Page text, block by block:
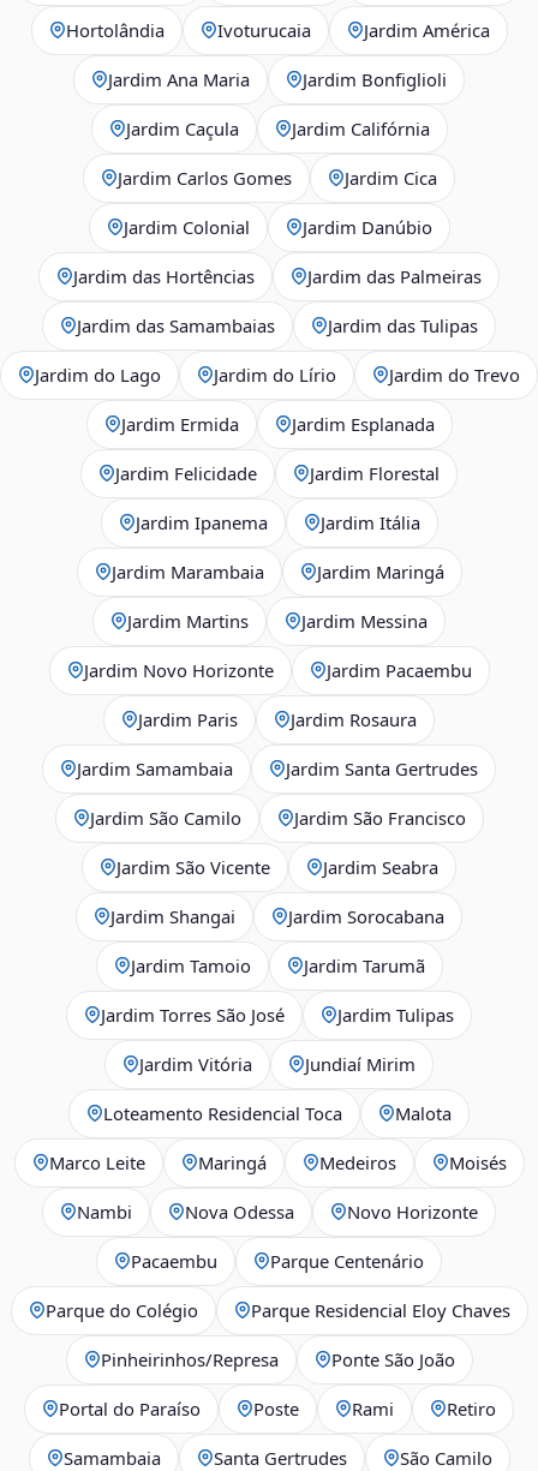
Hortolândia Ivoturucaia Jardim América
Jardim Ana Maria Jardim Bonfiglioli
Jardim Caçula Jardim Califórnia
Jardim Carlos Gomes Jardim Cica
Jardim Colonial Jardim Danúbio
Jardim das Hortências Jardim das Palmeiras
Jardim das Samambaias Jardim das Tulipas
Jardim do Lago Jardim do Lírio Jardim do Trevo
Jardim Ermida Jardim Esplanada
Jardim Felicidade Jardim Florestal
Jardim Ipanema Jardim Itália
Jardim Marambaia Jardim Maringá
Jardim Martins Jardim Messina
Jardim Novo Horizonte Jardim Pacaembu
Jardim Paris Jardim Rosaura
Jardim Samambaia Jardim Santa Gertrudes
Jardim São Camilo Jardim São Francisco
Jardim São Vicente Jardim Seabra
Jardim Shangai Jardim Sorocabana
Jardim Tamoio Jardim Tarumã
Jardim Torres São José Jardim Tulipas
Jardim Vitória Jundiaí Mirim
Loteamento Residencial Toca Malota
Marco Leite Maringá Medeiros Moisés
Nambi Nova Odessa Novo Horizonte
Pacaembu Parque Centenário
Parque do Colégio Parque Residencial Eloy Chaves
Pinheirinhos/Represa Ponte São João
Portal do Paraíso Poste Rami Retiro
Samambaia Santa Gertrudes São Camilo